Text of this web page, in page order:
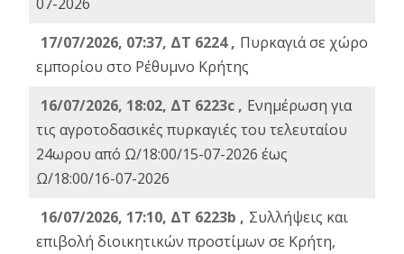
17/07/2026, 07:37, ΔΤ 6224 , Πυρκαγιά σε χώρο
εμπορίου στο Ρέθυμνο Κρήτης
16/07/2026, 18:02, ΔΤ 6223c , Ενημέρωση για
τις αγροτοδασικές πυρκαγιές του τελευταίου
24ωρου από Ω/18:00/15-07-2026 έως
Ω/18:00/16-07-2026
16/07/2026, 17:10, ΔΤ 6223b , Συλλήψεις και
επιβολή διοικητικών προστίμων σε Κρήτη,